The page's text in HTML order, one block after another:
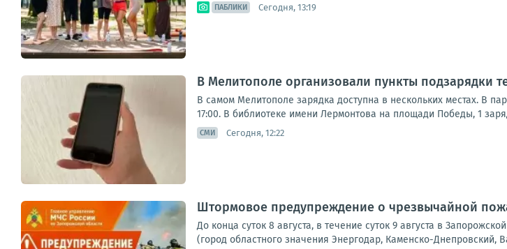
ПАБЛИКИ Сегодня, 13:19
В Мелитополе организовали пункты подзарядки
В самом Мелитополе зарядка доступна в нескольких местах. В
17:00. В библиотеке имени Лермонтова на площади Победы, 1
СМИ Сегодня, 12:22
Штормовое предупреждение о чрезвычайной
До конца суток 8 августа, в течение суток 9 августа в
(город областного значения Энергодар, Каменско-Днепровский,